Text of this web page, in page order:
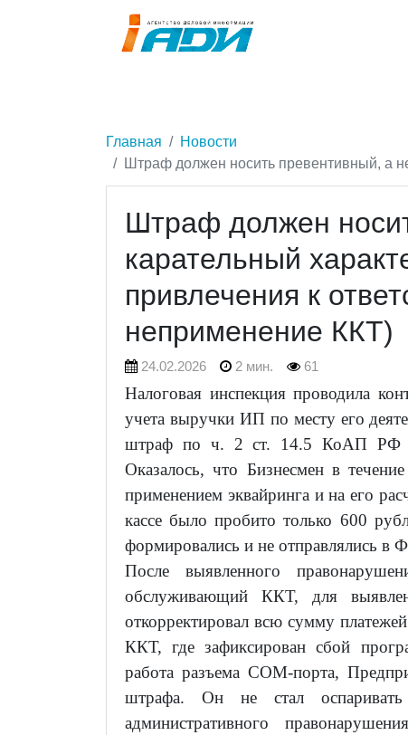
Главная
Новости
Штраф должен носить превентивный, а
Штраф должен
карательный
привлечения к
неприменение ККТ)
24.02.2026 2 мин. 61
Налоговая инспекция проводила
учета выручки ИП по месту его
штраф по ч. 2 ст. 14.5 КоАП РФ
Оказалось, что Бизнесмен в
применением эквайринга и на его
кассе было пробито только 600
формировались и не отправлялись в
После выявленного
обслуживающий ККТ, для
откорректировал всю сумму
ККТ, где зафиксирован сбой
работа разъема СОМ-порта,
штрафа. Он не стал
административного